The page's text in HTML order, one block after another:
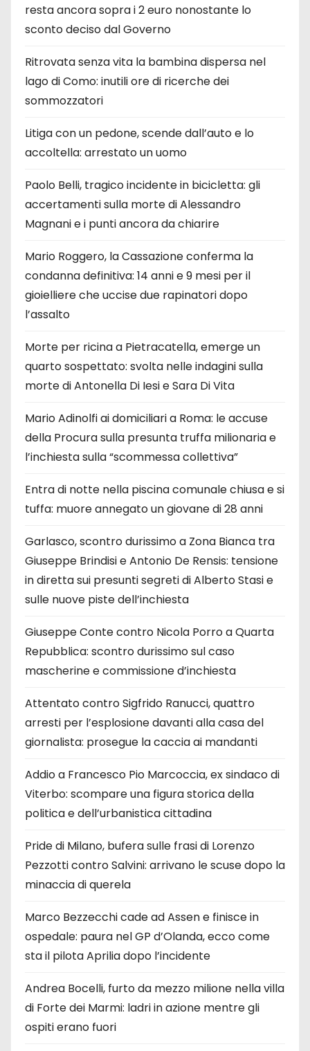
resta ancora sopra i 2 euro nonostante lo
sconto deciso dal Governo
Ritrovata senza vita la bambina dispersa nel
lago di Como: inutili ore di ricerche dei
sommozzatori
Litiga con un pedone, scende dall’auto e lo
accoltella: arrestato un uomo
Paolo Belli, tragico incidente in bicicletta: gli
accertamenti sulla morte di Alessandro
Magnani e i punti ancora da chiarire
Mario Roggero, la Cassazione conferma la
condanna definitiva: 14 anni e 9 mesi per il
gioielliere che uccise due rapinatori dopo
l’assalto
Morte per ricina a Pietracatella, emerge un
quarto sospettato: svolta nelle indagini sulla
morte di Antonella Di Iesi e Sara Di Vita
Mario Adinolfi ai domiciliari a Roma: le accuse
della Procura sulla presunta truffa milionaria e
l’inchiesta sulla “scommessa collettiva”
Entra di notte nella piscina comunale chiusa e si
tuffa: muore annegato un giovane di 28 anni
Garlasco, scontro durissimo a Zona Bianca tra
Giuseppe Brindisi e Antonio De Rensis: tensione
in diretta sui presunti segreti di Alberto Stasi e
sulle nuove piste dell’inchiesta
Giuseppe Conte contro Nicola Porro a Quarta
Repubblica: scontro durissimo sul caso
mascherine e commissione d’inchiesta
Attentato contro Sigfrido Ranucci, quattro
arresti per l’esplosione davanti alla casa del
giornalista: prosegue la caccia ai mandanti
Addio a Francesco Pio Marcoccia, ex sindaco di
Viterbo: scompare una figura storica della
politica e dell’urbanistica cittadina
Pride di Milano, bufera sulle frasi di Lorenzo
Pezzotti contro Salvini: arrivano le scuse dopo la
minaccia di querela
Marco Bezzecchi cade ad Assen e finisce in
ospedale: paura nel GP d’Olanda, ecco come
sta il pilota Aprilia dopo l’incidente
Andrea Bocelli, furto da mezzo milione nella villa
di Forte dei Marmi: ladri in azione mentre gli
ospiti erano fuori